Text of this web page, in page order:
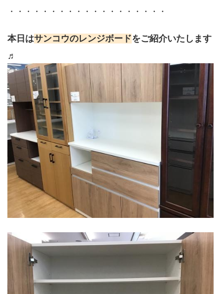
・・・・・・・・・・・・・・・・・・・
本日はサンコウのレンジボードをご紹介いたします
♬